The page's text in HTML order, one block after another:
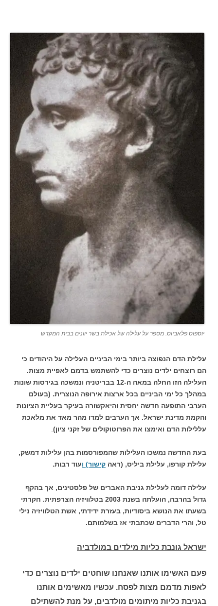
יוספוס פלאביוס. מספר על עלילה של אכילת בשר יוונים בבית המקדש
עלילת הדם הנפוצה ביותר בימי הביניים העלילה על היהודים כי
הם רוצחים ילדים נוצרים כדי להשתמש בדמם לאפיית מצות.
העלילה הזו החלה במאה ה-12 בבריטניה ונמשכה בגירסות שונות
במהלך כל ימי הביניים בכל ארצות אירופה הנוצרית. (בעולם
הערבי התופעה חדשה יחסית והיאקשורה בעיקר בעליית הציונות
והקמת מדינת ישראל. אך הערבים למדו מהר מאד את מלאכת
עללילות הדם ואימצו את הפרוטוקולים של זקני ציון).
בעת החדשה נמשכו העלילות שהמפורסמות בהן עלילות דמשק,
עלילת קורפו, עלילת ביליס, (ראה קישור) ועוד רבות.
עלילה דומה לעלילת גניבת האברים של פלסטינים, אך בהקף
גדול בהרבה, הועלתה בשנת 2003 בטלוויזיה הצרפתית. חקרתי
בשעתו את הנושא ביסודיות, בעזרת ידידתי, אשת הטלוויזיה נילי
טל, והרי הדברים שכתבתי אז בשלמותם.
ישראל גונבת כליות מילדים במולדביה
פעם האשימו אותנו שאנחנו שוחטים ילדים נוצרים כדי
לאפות מדמם מצות לפסח. עכשיו מאשימים אותנו
בגניבת כליות מיתומים מולדבים, על מנת להשתילם